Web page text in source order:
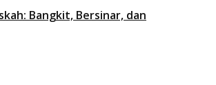
Bangkit, Bersinar, dan